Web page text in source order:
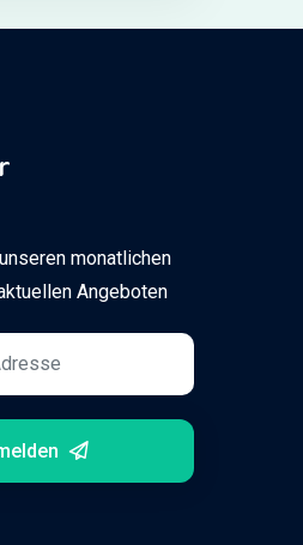
monatlichen
Angeboten